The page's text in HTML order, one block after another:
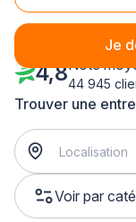
Je
Trouver une
Voir par
4,8Note
44 945